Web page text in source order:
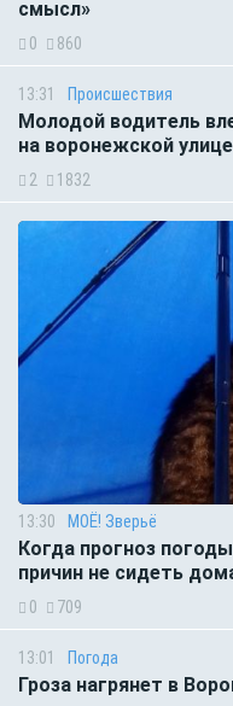
смысл»
0 860
13:31 Происшествия
Молодой водитель
на воронежской
2 1832
13:30 МОЁ! Зверьё
Когда прогноз
причин не сидеть
0 709
13:01 Погода
Гроза нагрянет в